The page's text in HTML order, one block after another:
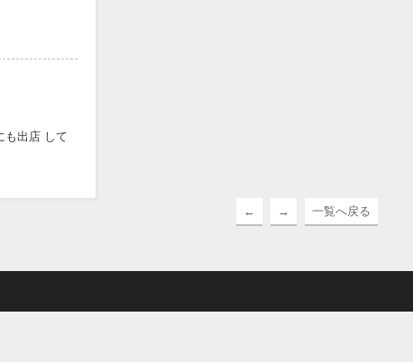
も出店 して
← → 一覧へ戻る